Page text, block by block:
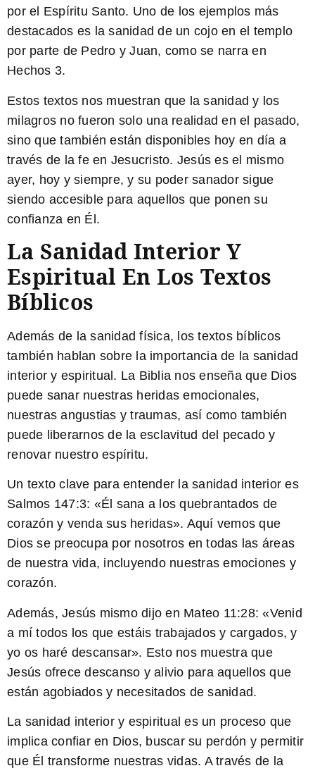
por el Espíritu Santo. Uno de los ejemplos más
destacados es la sanidad de un cojo en el templo
por parte de Pedro y Juan, como se narra en
Hechos 3.
Estos textos nos muestran que la sanidad y los
milagros no fueron solo una realidad en el pasado,
sino que también están disponibles hoy en día a
través de la fe en Jesucristo. Jesús es el mismo
ayer, hoy y siempre, y su poder sanador sigue
siendo accesible para aquellos que ponen su
confianza en Él.
La Sanidad Interior Y
Espiritual En Los Textos
Bíblicos
Además de la sanidad física, los textos bíblicos
también hablan sobre la importancia de la sanidad
interior y espiritual. La Biblia nos enseña que Dios
puede sanar nuestras heridas emocionales,
nuestras angustias y traumas, así como también
puede liberarnos de la esclavitud del pecado y
renovar nuestro espíritu.
Un texto clave para entender la sanidad interior es
Salmos 147:3: «Él sana a los quebrantados de
corazón y venda sus heridas». Aquí vemos que
Dios se preocupa por nosotros en todas las áreas
de nuestra vida, incluyendo nuestras emociones y
corazón.
Además, Jesús mismo dijo en Mateo 11:28: «Venid
a mí todos los que estáis trabajados y cargados, y
yo os haré descansar». Esto nos muestra que
Jesús ofrece descanso y alivio para aquellos que
están agobiados y necesitados de sanidad.
La sanidad interior y espiritual es un proceso que
implica confiar en Dios, buscar su perdón y permitir
que Él transforme nuestras vidas. A través de la